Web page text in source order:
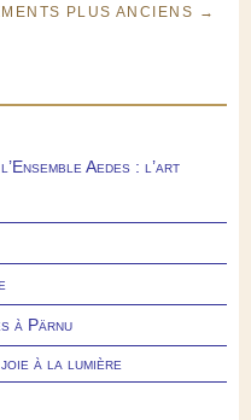
PLUS ANCIENS →
Aedes : l’art
à Pärnu
à la lumière